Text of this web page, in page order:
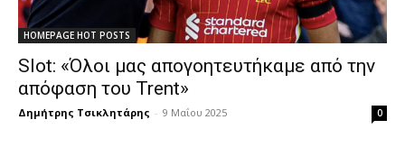
HOMEPAGE HOT POSTS
Slot: «Όλοι μας απογοητευτήκαμε από την
απόφαση του Trent»
Δημήτρης Τσικλητάρης - 9 Μαΐου 2025 0